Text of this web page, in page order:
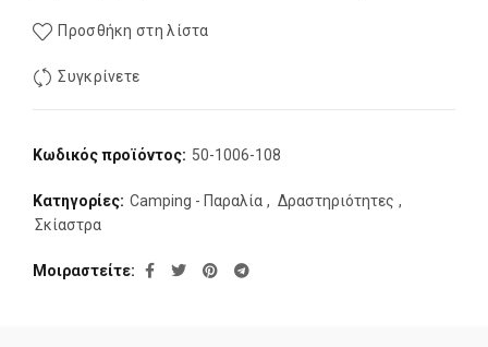
Προσθήκη στη λίστα
Συγκρίνετε
Κωδικός προϊόντος: 50-1006-108
Κατηγορίες: Camping - Παραλία , Δραστηριότητες ,
Σκίαστρα
Μοιραστείτε